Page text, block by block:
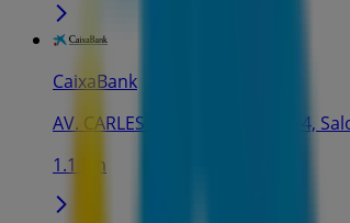
CaixaBank
AV. CARLES BUIGAS, 43 LOC. 3-4,
1.1 km